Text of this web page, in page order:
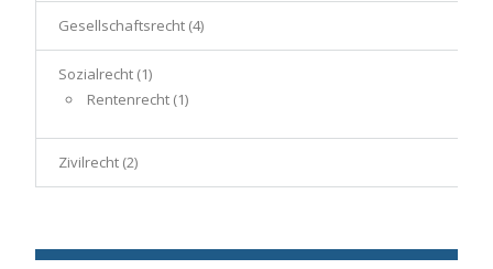
Gesellschaftsrecht (4)
Sozialrecht (1)
Rentenrecht (1)
Zivilrecht (2)